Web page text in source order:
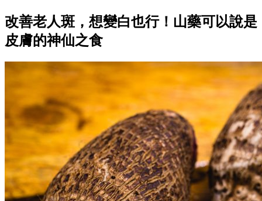
改善老人斑，想變白也行！山藥可以說是
皮膚的神仙之食